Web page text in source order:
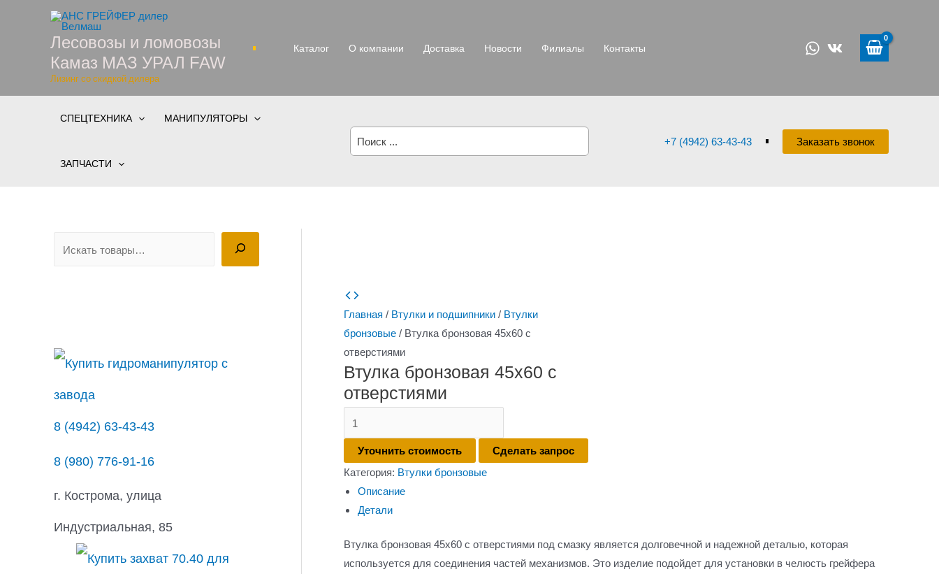
содержимомуЛесовозы и ломовозы
Камаз МАЗ УРАЛ FAW
Лизинг со скидкой дилера
Каталог О компании Доставка Новости Филиалы Контакты
СПЕЦТЕХНИКА МАНИПУЛЯТОРЫ
ЗАПЧАСТИ
Поиск:
+7 (4942) 63-43-43 Заказать звонок
8 (4942) 63-43-43
8 (980) 776-91-16
г. Кострома, улица
Индустриальная, 85
Главная / Втулки и подшипники / Втулки
бронзовые / Втулка бронзовая 45х60 с
отверстиями
Втулка бронзовая 45х60 с
отверстиями
товара
Втулка
бронзовая
45х60
с
Уточнить стоимость
Сделать запрос
Категория: Втулки бронзовые
Описание
Детали
Втулка бронзовая 45х60 с отверстиями под смазку является долговечной и надежной деталью, которая
используется для соединения частей механизмов. Это изделие подойдет для установки в челюсть грейфера